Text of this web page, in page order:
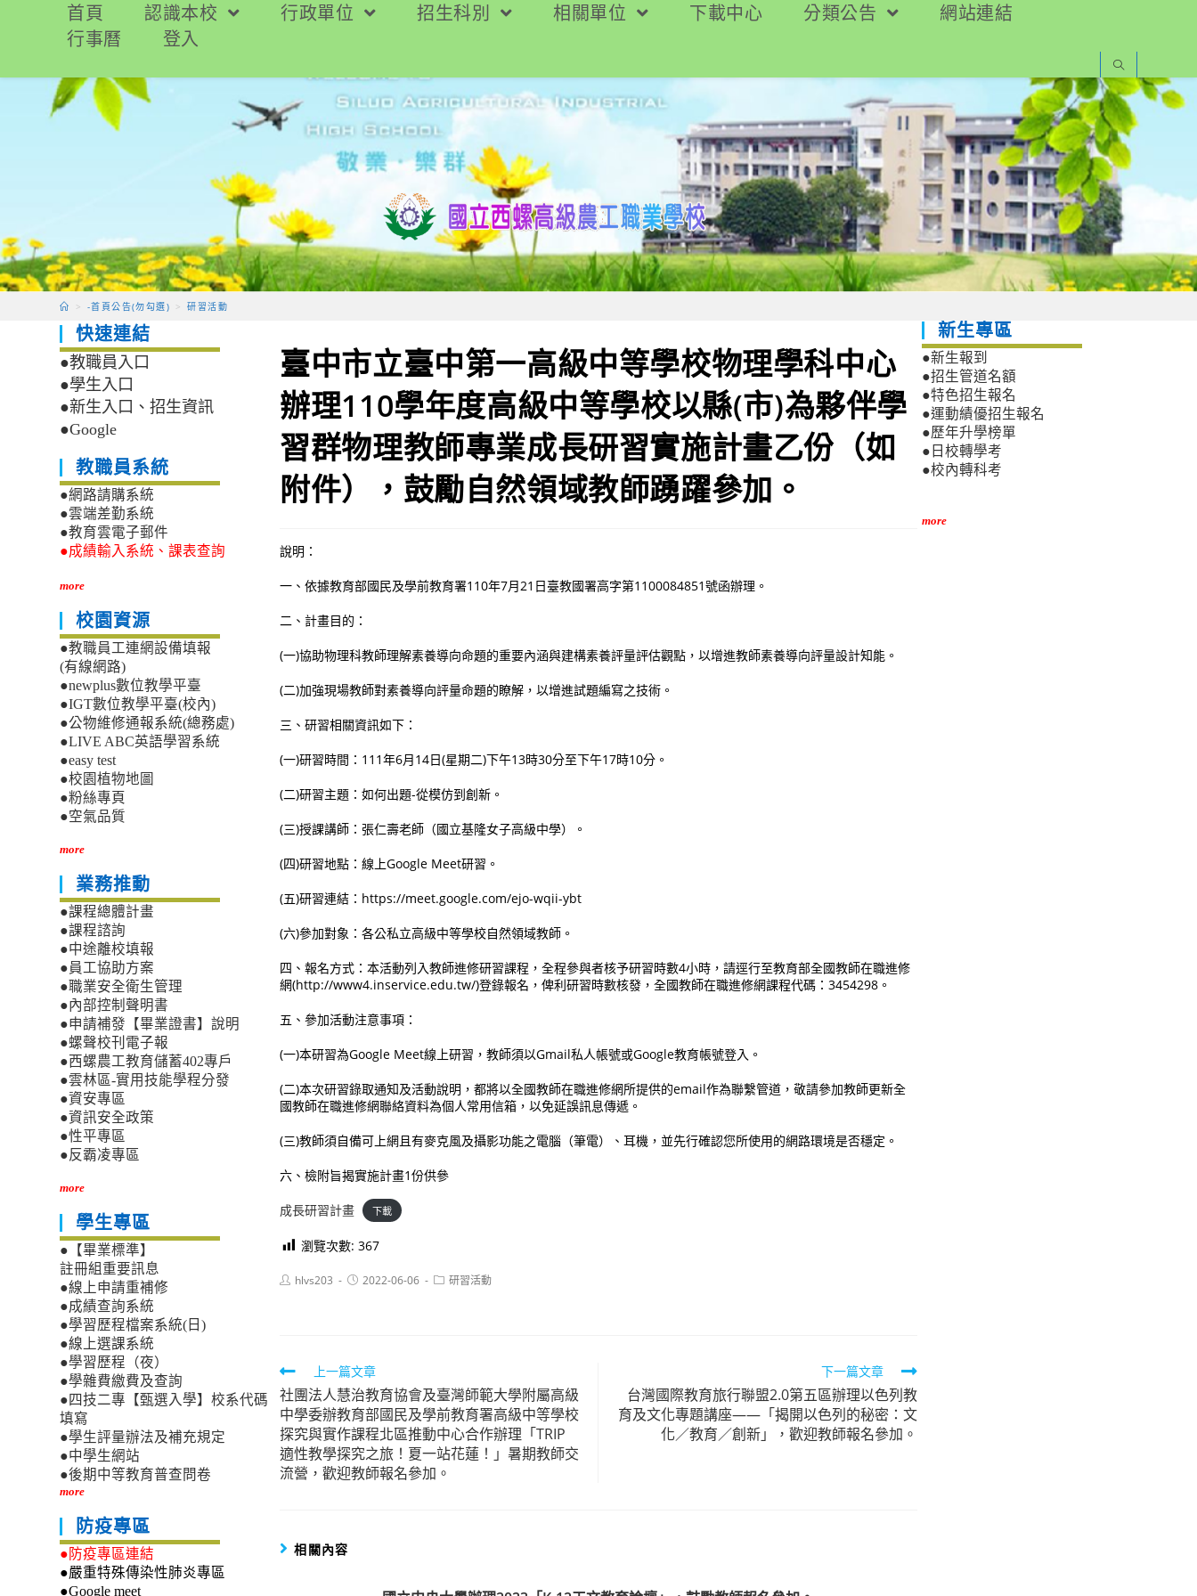
要
首頁 認識本校 行政單位 招生科別 相關單位 下載中心 分類公告
網站連結
行事曆
登入
> -首頁公告(勿勾選) > 研習活動
臺中市立臺中第一高級中等學校物理學科中心
辦理110學年度高級中等學校以縣(市)為夥伴學
習群物理教師專業成長研習實施計畫乙份（如
附件），鼓勵自然領域教師踴躍參加。
說明：
一、依據教育部國民及學前教育署110年7月21日臺教國署高字第1100084851號函辦理。
二、計畫目的：
(一)協助物理科教師理解素養導向命題的重要內涵與建構素養評量評估觀點，以增進教師素養導向評量設計知能。
(二)加強現場教師對素養導向評量命題的瞭解，以增進試題編寫之技術。
三、研習相關資訊如下：
(一)研習時間：111年6月14日(星期二)下午13時30分至下午17時10分。
(二)研習主題：如何出題-從模仿到創新。
(三)授課講師：張仁壽老師（國立基隆女子高級中學）。
(四)研習地點：線上Google Meet研習。
(五)研習連結：https://meet.google.com/ejo-wqii-ybt
(六)參加對象：各公私立高級中等學校自然領域教師。
四、報名方式：本活動列入教師進修研習課程，全程參與者核予研習時數4小時，請逕行至教育部全國教師在職進修
網(http://www4.inservice.edu.tw/)登錄報名，俾利研習時數核發，全國教師在職進修網課程代碼：3454298。
五、參加活動注意事項：
(一)本研習為Google Meet線上研習，教師須以Gmail私人帳號或Google教育帳號登入。
(二)本次研習錄取通知及活動說明，都將以全國教師在職進修網所提供的email作為聯繫管道，敬請參加教師更新全
國教師在職進修網聯絡資料為個人常用信箱，以免延誤訊息傳遞。
(三)教師須自備可上網且有麥克風及攝影功能之電腦（筆電）、耳機，並先行確認您所使用的網路環境是否穩定。
六、檢附旨揭實施計畫1份供參
成長研習計畫 下載
瀏覽次數: 367
Posthlvs203
Post2022-06-06
Post研習活動
Read
more
articles
上一篇文章
社團法人慧治教育協會及臺灣師範大學附屬高級
中學委辦教育部國民及學前教育署高級中等學校
探究與實作課程北區推動中心合作辦理「TRIP
適性教學探究之旅！夏一站花蓮！」暑期教師交
流營，歡迎教師報名參加。
下一篇文章
台灣國際教育旅行聯盟2.0第五區辦理以色列教
育及文化專題講座——「揭開以色列的秘密：文
化／教育／創新」，歡迎教師報名參加。
相關內容
快速連結
●教職員入口
●學生入口
●新生入口、招生資訊
●Google
教職員系統
●網路請購系統
●雲端差勤系統
●教育雲電子郵件
●成績輸入系統、課表查詢
more
校園資源
●教職員工連網設備填報
(有線網路)
●newplus數位教學平臺
●IGT數位教學平臺(校內)
●公物維修通報系統(總務處)
●LIVE ABC英語學習系統
●easy test
●校園植物地圖
●粉絲專頁
●空氣品質
more
業務推動
●課程總體計畫
●課程諮詢
●中途離校填報
●員工協助方案
●職業安全衛生管理
●內部控制聲明書
●申請補發【畢業證書】說明
●螺聲校刊電子報
●西螺農工教育儲蓄402專戶
●雲林區-實用技能學程分發
●資安專區
●資訊安全政策
●性平專區
●反霸凌專區
more
學生專區
●【畢業標準】
註冊組重要訊息
●線上申請重補修
●成績查詢系統
●學習歷程檔案系統(日)
●線上選課系統
●學習歷程（夜）
●學雜費繳費及查詢
●四技二專【甄選入學】校系代碼
填寫
●學生評量辦法及補充規定
●中學生網站
●後期中等教育普查問卷
more
防疫專區
●防疫專區連結
●嚴重特殊傳染性肺炎專區
●Google meet
新生專區
●新生報到
●招生管道名額
●特色招生報名
●運動績優招生報名
●歷年升學榜單
●日校轉學考
●校內轉科考
more